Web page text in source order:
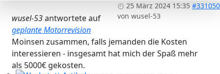
25 März 2024 15:35 #331050
von wusel-53
wusel-53antwortete auf
geplante Motorrevision
Moinsen zusammen, falls jemanden die Kosten
interessieren - insgesamt hat mich der Spaß mehr
als 5000€ gekosten.